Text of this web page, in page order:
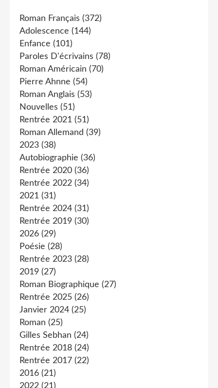
Roman Français (372)
Adolescence (144)
Enfance (101)
Paroles D'écrivains (78)
Roman Américain (70)
Pierre Ahnne (54)
Roman Anglais (53)
Nouvelles (51)
Rentrée 2021 (51)
Roman Allemand (39)
2023 (38)
Autobiographie (36)
Rentrée 2020 (36)
Rentrée 2022 (34)
2021 (31)
Rentrée 2024 (31)
Rentrée 2019 (30)
2026 (29)
Poésie (28)
Rentrée 2023 (28)
2019 (27)
Roman Biographique (27)
Rentrée 2025 (26)
Janvier 2024 (25)
Roman (25)
Gilles Sebhan (24)
Rentrée 2018 (24)
Rentrée 2017 (22)
2016 (21)
2022 (21)